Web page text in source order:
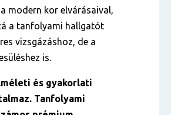
modern kor elvárásaival,
a tanfolyami hallgatót
vizsgázáshoz, de a
is.
és gyakorlati
Tanfolyami